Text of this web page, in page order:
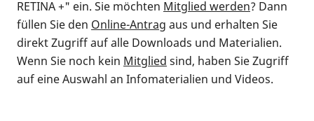
RETINA +" ein. Sie möchten Mitglied werden? Dann
füllen Sie den Online-Antrag aus und erhalten Sie
direkt Zugriff auf alle Downloads und Materialien.
Wenn Sie noch kein Mitglied sind, haben Sie Zugriff
auf eine Auswahl an Infomaterialien und Videos.